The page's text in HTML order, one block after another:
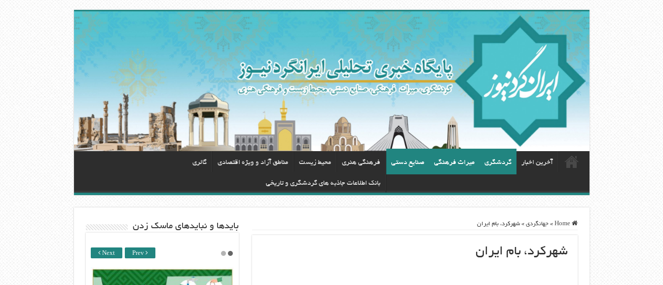
آخرین اخبار گردشگری ميراث فرهنگی صنایع دستی فرهنگی هنری محيط زيست مناطق آزاد و ویژه اقتصادی گالری
بانک اطلاعات جاذبه های گردشگری و تاریخی
Home
» جهانگردی » شهرکرد، بام ایران
شهرکرد، بام ایران
باید‌ها و نبایدهای ماسک زدن
Next Prev